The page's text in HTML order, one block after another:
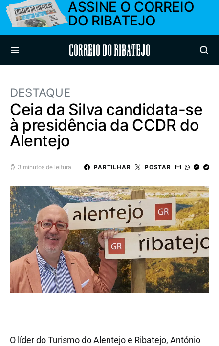
ASSINE O CORREIO
DO RIBATEJO
Correio do Ribatejo
DESTAQUE
Ceia da Silva candidata-se
à presidência da CCDR do
Alentejo
3 minutos de leitura PARTILHAR POSTAR
O líder do Turismo do Alentejo e Ribatejo, António